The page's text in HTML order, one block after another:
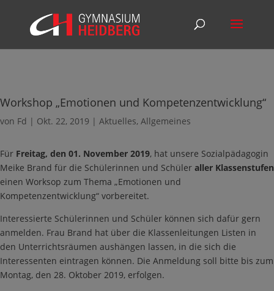
Workshop „Emotionen und Kompetenzentwicklung“
von Fd | Okt. 22, 2019 | Aktuelles, Allgemeines
Für Freitag, den 01. November 2019, hat unsere Sozialpädagogin
Meike Brand für die Schülerinnen und Schüler aller Klassenstufen
einen Worksop zum Thema „Emotionen und
Kompetenzentwicklung“ vorbereitet.
Interessierte Schülerinnen und Schüler können sich dafür gern
anmelden. Frau Brand hat über die Klassenleitungen Listen in
den Unterrichtsräumen aushängen lassen, in die sich die
Interessenten eintragen können. Die Anmeldung soll bitte bis zum
Montag, den 28. Oktober 2019, erfolgen.